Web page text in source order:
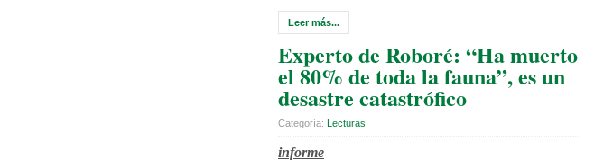
Leer más...
Experto de Roboré: “Ha muerto
el 80% de toda la fauna”, es un
desastre catastrófico
Categoría: Lecturas
informe